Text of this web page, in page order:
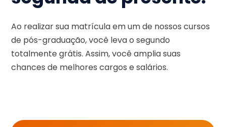
Ao realizar sua matrícula em um de nossos cursos
de pós-graduação, você leva o segundo
totalmente grátis. Assim, você amplia suas
chances de melhores cargos e salários.